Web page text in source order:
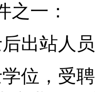
之一：
后出站人
学位，受